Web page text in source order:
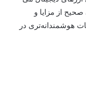
صحیح از مزایا و
هوشمندانه‌تری در